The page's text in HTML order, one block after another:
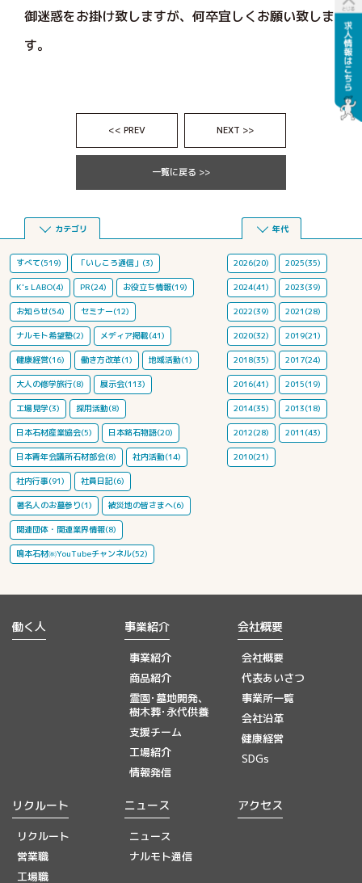
御迷惑をお掛け致しますが、何卒宜しくお願い致しま
す。
<< PREV NEXT >>
一覧に戻る >>
カテゴリ
すべて(519) 「いしころ通信」(3)
K's LABO(4) PR(24) お役立ち情報(19)
お知らせ(54) セミナー(12)
ナルモト希望塾(2) メディア掲載(41)
健康経営(16) 働き方改革(1) 地域活動(1)
大人の修学旅行(8) 展示会(113)
工場見学(3) 採用活動(8)
日本石材産業協会(5) 日本銘石物語(20)
日本青年会議所石材部会(8) 社内活動(14)
社内行事(91) 社員日記(6)
著名人のお墓参り(1) 被災地の皆さまへ(6)
関連団体・関連業界情報(8)
鳴本石材㈱YouTubeチャンネル(52)
年代
2026(20) 2025(35)
2024(41) 2023(39)
2022(39) 2021(28)
2020(32) 2019(21)
2018(35) 2017(24)
2016(41) 2015(19)
2014(35) 2013(18)
2012(28) 2011(43)
2010(21)
働く人 事業紹介
事業紹介
商品紹介
霊園･墓地開発、
樹木葬･永代供養
支援チーム
工場紹介
情報発信
会社概要
会社概要
代表あいさつ
事業所一覧
会社沿革
健康経営
SDGs
リクルート
リクルート
営業職
工場職
ニュース
ニュース
ナルモト通信
アクセス